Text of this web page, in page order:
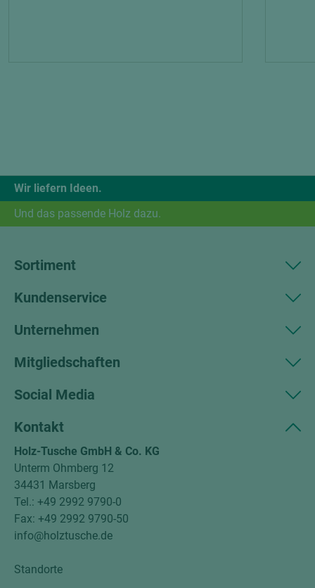
Wir liefern Ideen.
Und das passende Holz dazu.
Sortiment
Kundenservice
Unternehmen
Mitgliedschaften
Social Media
Kontakt
Holz-Tusche GmbH & Co. KG
Unterm Ohmberg 12
34431 Marsberg
Tel.: +49 2992 9790-0
Fax: +49 2992 9790-50
info@holztusche.de
Standorte